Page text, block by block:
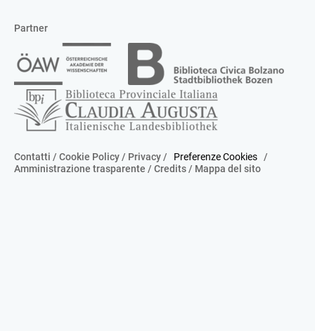
Partner
Contatti / Cookie Policy/ Privacy/ Preferenze Cookies /
Amministrazione trasparente / Credits/ Mappa del sito